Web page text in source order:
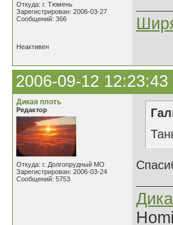
Откуда: г. Тюмень
Зарегистрирован: 2006-03-27
Сообщений: 366
Неактивен
2006-09-12 12:23:43
Дикая плоть
Редактор
Откуда: г. Долгопрудный МО
Зарегистрирован: 2006-03-24
Сообщений: 5753